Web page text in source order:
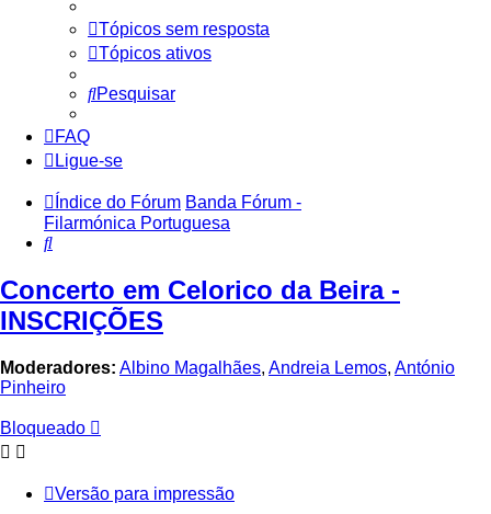
Tópicos sem resposta
Tópicos ativos
Pesquisar
FAQ
Ligue-se
Índice do Fórum Banda Fórum -
Filarmónica Portuguesa
Pesquisar
Concerto em Celorico da Beira -
INSCRIÇÕES
Moderadores: Albino Magalhães, Andreia Lemos, António
Pinheiro
Bloqueado
Versão para impressão